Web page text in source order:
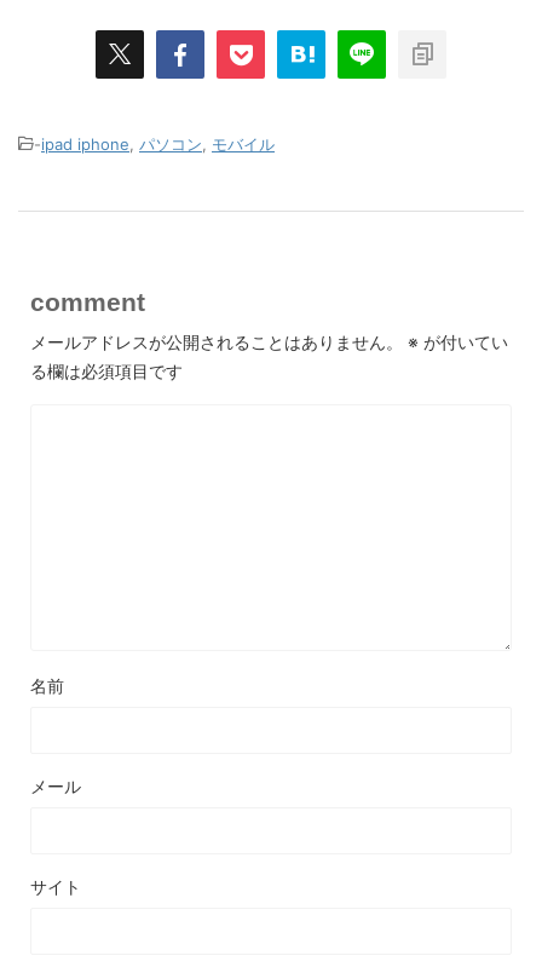
-ipad iphone パソコン モバイル
comment
メールアドレスが公開されることはありません。 ※ が付いてい
る欄は必須項目です
名前
メール
サイト